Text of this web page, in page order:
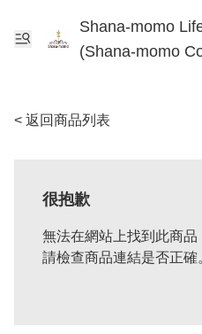
Shana-momo
(Shana-momo
< 返回商品列表
很抱歉
無法在網站上找到此商品
請檢查商品連結是否正確